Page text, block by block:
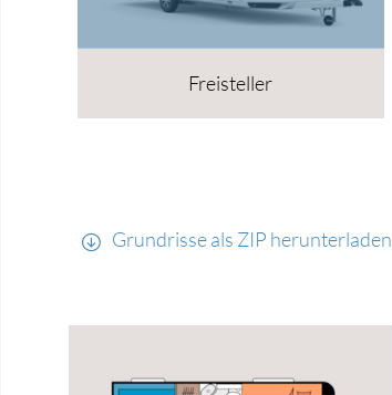
Freisteller
Grundrisse als ZIP herunterladen